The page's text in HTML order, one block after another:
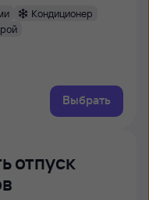
Кондиционер
Выбрать
отпуск